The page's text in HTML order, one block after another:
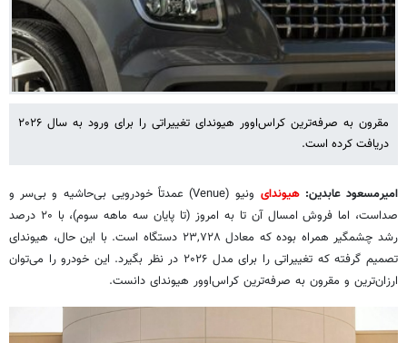
مقرون به صرفه‌ترین کراس‌اوور هیوندای تغییراتی را برای ورود به سال ۲۰۲۶
دریافت کرده است.
امیرمسعود عابدین:هیوندای
ونیو (Venue) عمدتاً خودرویی بی‌حاشیه و بی‌سر و
صداست، اما فروش امسال آن تا به امروز (تا پایان سه ماهه سوم)، با ۲۰ درصد
رشد چشمگیر همراه بوده که معادل ۲۳,۷۲۸ دستگاه است. با این حال، هیوندای
تصمیم گرفته که تغییراتی را برای مدل ۲۰۲۶ در نظر بگیرد. این خودرو را می‌توان
ارزان‌ترین و مقرون‌ به‌ صرفه‌ترین کراس‌اوور هیوندای دانست.